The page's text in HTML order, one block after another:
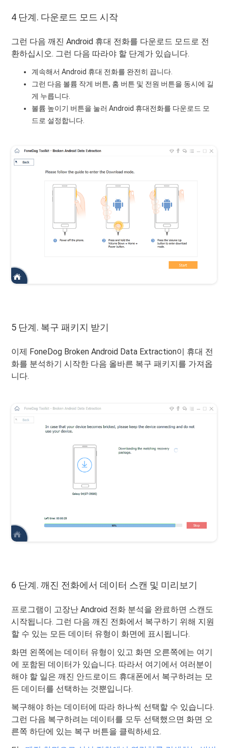
4 단계. 다운로드 모드 시작
그런 다음 깨진 Android 휴대 전화를 다운로드 모드로 전
환하십시오. 그런 다음 따라야 할 단계가 있습니다.
계속해서 Android 휴대 전화를 완전히 끕니다.
그런 다음 볼륨 작게 버튼, 홈 버튼 및 전원 버튼을 동시에 길
게 누릅니다.
볼륨 높이기 버튼을 눌러 Android 휴대전화를 다운로드 모
드로 설정합니다.
5 단계. 복구 패키지 받기
이제 FoneDog Broken Android Data Extraction이 휴대 전
화를 분석하기 시작한 다음 올바른 복구 패키지를 가져옵
니다.
6 단계. 깨진 전화에서 데이터 스캔 및 미리보기
프로그램이 고장난 Android 전화 분석을 완료하면 스캔도
시작됩니다. 그런 다음 깨진 전화에서 복구하기 위해 지원
할 수 있는 모든 데이터 유형이 화면에 표시됩니다.
화면 왼쪽에는 데이터 유형이 있고 화면 오른쪽에는 여기
에 포함된 데이터가 있습니다. 따라서 여기에서 여러분이
해야 할 일은 깨진 안드로이드 휴대폰에서 복구하려는 모
든 데이터를 선택하는 것뿐입니다.
복구해야 하는 데이터에 따라 하나씩 선택할 수 있습니다.
그런 다음 복구하려는 데이터를 모두 선택했으면 화면 오
른쪽 하단에 있는 복구 버튼을 클릭하세요.